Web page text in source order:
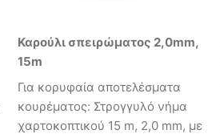
Καρούλι σπειρώματος 2,0mm,
15m
Για κορυφαία αποτελέσματα
κουρέματος: Στρογγυλό νήμα
χαρτοκοπτικού 15 m, 2,0 mm, με